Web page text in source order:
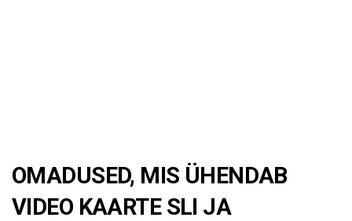
OMADUSED, MIS ÜHENDAB
VIDEO KAARTE SLI JA